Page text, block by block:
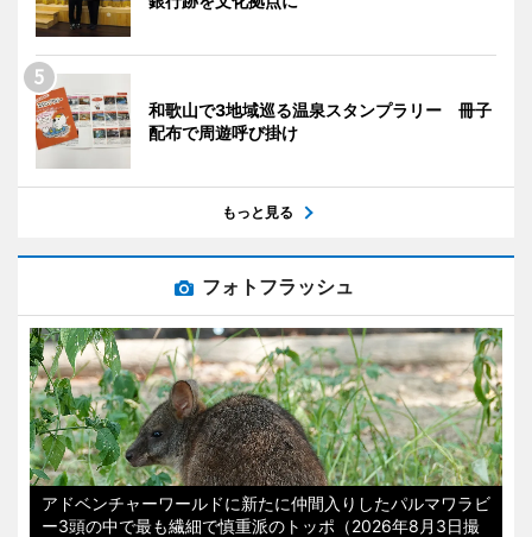
和歌山で3地域巡る温泉スタンプラリー 冊子
配布で周遊呼び掛け
もっと見る
フォトフラッシュ
アドベンチャーワールドに新たに仲間入りしたパルマワラビ
ー3頭の中で最も繊細で慎重派のトッポ（2026年8月3日撮